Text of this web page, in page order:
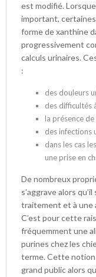
est modifié.
important,
forme de xanthine
progressivement
calculs urinaires.
:
des douleurs
des difficultés
la présence
des infections
dans les cas
une prise en
De nombreux
s’aggrave alors
traitement et à une
C’est pour cette
fréquemment une
purines chez les
terme. Cette
grand public alors